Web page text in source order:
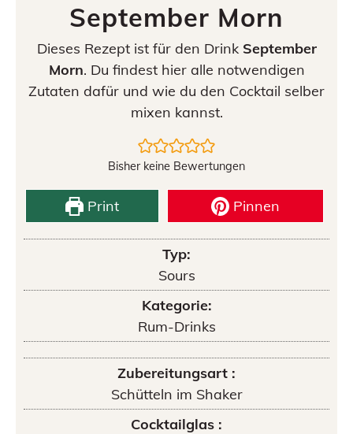
September Morn
Dieses Rezept ist für den Drink September
Morn. Du findest hier alle notwendigen
Zutaten dafür und wie du den Cocktail selber
mixen kannst.
Bisher keine Bewertungen
Print Pinnen
Typ:
Sours
Kategorie:
Rum-Drinks
Zubereitungsart :
Schütteln im Shaker
Cocktailglas :